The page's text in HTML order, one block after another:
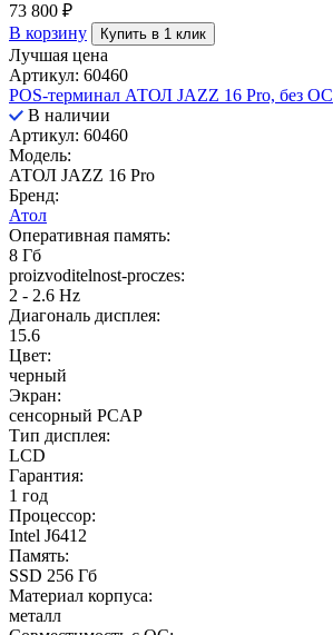
73 800 ₽
В корзину
Купить в 1 клик
Лучшая цена
Артикул: 60460
POS-терминал АТОЛ JAZZ 16 Pro, без ОС
В наличии
Артикул: 60460
Модель:
АТОЛ JAZZ 16 Pro
Бренд:
Атол
Оперативная память:
8 Гб
proizvoditelnost-proczes:
2 - 2.6 Hz
Диагональ дисплея:
15.6
Цвет:
черный
Экран:
сенсорный PCAP
Тип дисплея:
LCD
Гарантия:
1 год
Процессор:
Intel J6412
Память:
SSD 256 Гб
Материал корпуса:
металл